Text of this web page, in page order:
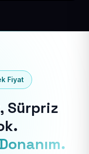
Fiyat
Sürpriz